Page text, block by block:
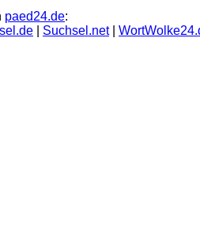
paed24.de:
Suchsel.net|